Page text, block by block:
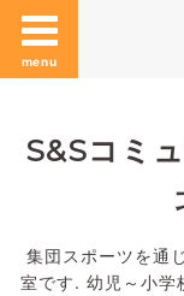
menu
S&Sコミ
集団スポーツを通
室です. 幼児～小学